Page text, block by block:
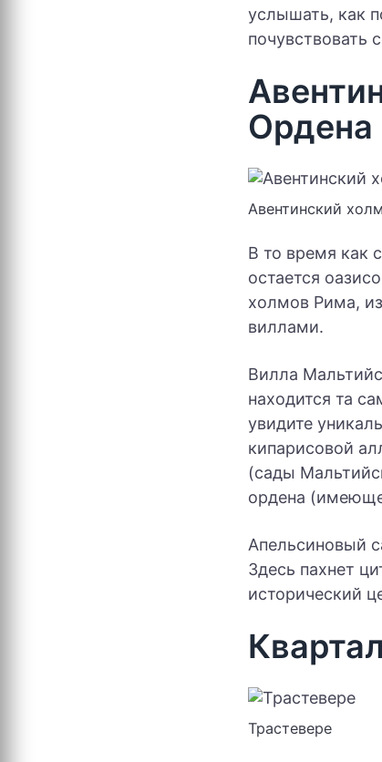
услышать, как
почувствовать
Авентинский холм
В то время как
остается
холмов Рима,
виллами.
Вилла
находится та
увидите
кипарисовой
(сады
ордена
Апельсиновый
Здесь пахнет
исторический
Трастевере